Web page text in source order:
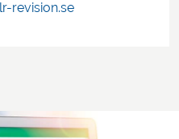
revision.se